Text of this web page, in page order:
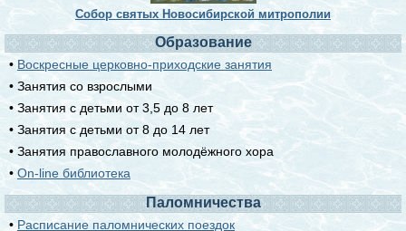
Собор святых Новосибирской митрополии
Образование
• Воскресные церковно-приходские занятия
• Занятия со взрослыми
• Занятия с детьми от 3,5 до 8 лет
• Занятия с детьми от 8 до 14 лет
• Занятия православного молодёжного хора
• On-line библиотека
Паломничества
• Расписание паломнических поездок